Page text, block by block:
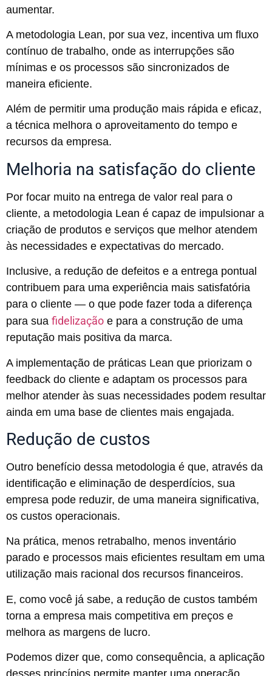
aumentar.
A metodologia Lean, por sua vez, incentiva um fluxo
contínuo de trabalho, onde as interrupções são
mínimas e os processos são sincronizados de
maneira eficiente.
Além de permitir uma produção mais rápida e eficaz,
a técnica melhora o aproveitamento do tempo e
recursos da empresa.
Melhoria na satisfação do cliente
Por focar muito na entrega de valor real para o
cliente, a metodologia Lean é capaz de impulsionar a
criação de produtos e serviços que melhor atendem
às necessidades e expectativas do mercado.
Inclusive, a redução de defeitos e a entrega pontual
contribuem para uma experiência mais satisfatória
para o cliente — o que pode fazer toda a diferença
para sua fidelização e para a construção de uma
reputação mais positiva da marca.
A implementação de práticas Lean que priorizam o
feedback do cliente e adaptam os processos para
melhor atender às suas necessidades podem resultar
ainda em uma base de clientes mais engajada.
Redução de custos
Outro benefício dessa metodologia é que, através da
identificação e eliminação de desperdícios, sua
empresa pode reduzir, de uma maneira significativa,
os custos operacionais.
Na prática, menos retrabalho, menos inventário
parado e processos mais eficientes resultam em uma
utilização mais racional dos recursos financeiros.
E, como você já sabe, a redução de custos também
torna a empresa mais competitiva em preços e
melhora as margens de lucro.
Podemos dizer que, como consequência, a aplicação